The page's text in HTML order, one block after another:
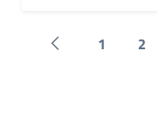
Pagina 1 2